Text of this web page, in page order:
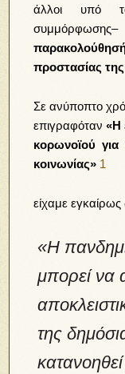
άλλοι υπό
συμμόρφωσης–
προστασίας
Σε ανύποπτο
επιγραφόταν«Η
κορωνοϊού
κοινωνίας» 1
είχαμε εγκαίρως
«Η
μπορεί να
της